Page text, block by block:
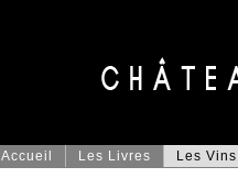
Accueil Les Livres Les Vins